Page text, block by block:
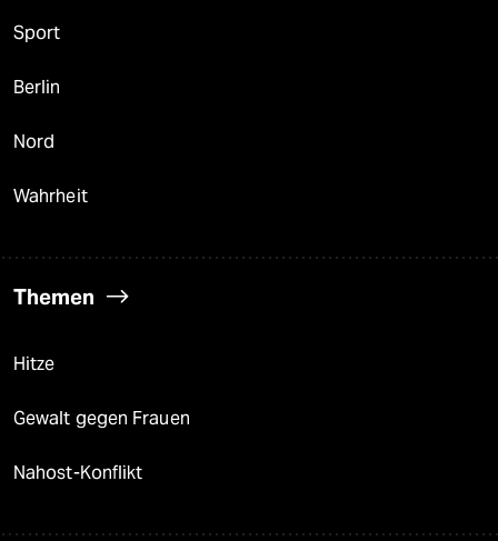
Sport
Berlin
Nord
Wahrheit
Themen
Hitze
Gewalt gegen Frauen
Nahost-Konflikt